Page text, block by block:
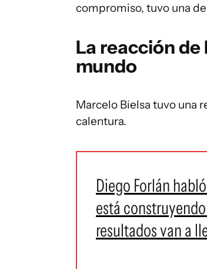
compromiso, tuvo una
La reacción
mundo
Marcelo Bielsa tuvo una
calentura.
Diego Forlán
está
resultados van a